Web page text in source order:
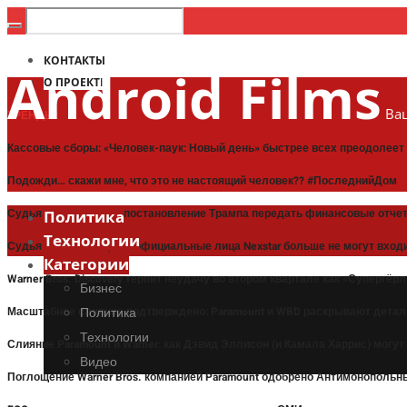
КОНТАКТЫ
О ПРОЕКТЕ
ТРЕНДЫ:
Кассовые сборы: «Человек-паук: Новый день» быстрее всех
Подожди… скажи мне, что это не настоящий человек?? #ПоследнийДом
Судья приостановил постановление Трампа передать финансовые
Судья постановил, что официальные лица Nexstar больше не могут
Warner Bros. Discovery терпит неудачу во втором квартале как
Масштабное слияние подтверждено: Paramount и WBD раскрывают
Слияние Paramount и Warner: как Дэвид Эллисон (и Камала Харрис) могут
Поглощение Warner Bros. компанией Paramount одобрено
Android Films
Политика
Технологии
Категории
Бизнес
Политика
Технологии
Видео